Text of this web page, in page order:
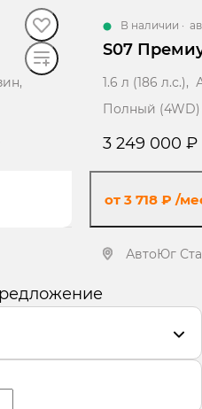
В наличии ·
S07
1.6 л (186
Полный (4WD)
3 249 000 ₽
от 3 718 ₽/
АвтоЮг